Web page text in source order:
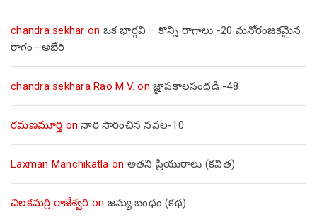
chandra sekhar on ఒక భార్గవి – కొన్ని రాగాలు -20 మనోరంజకమైన
రాగం—అభేరి
chandra sekhara Rao M.V. on జ్ఞాపకాలసందడి -48
రమణమూర్తి onనారి సారించిన నవల-10
Laxman Manchikatla on అతని ప్రియురాలు (కవిత)
చిలకమర్రి రాజేశ్వరి on జన్యు బంధం (కథ)